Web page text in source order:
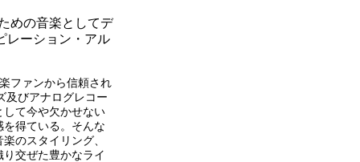
めの音楽としてデ
レーション・アル
ファンから信頼され
及びアナログレコー
して今や欠かせない
得ている。そんな
のスタイリング、
交ぜた豊かなライ